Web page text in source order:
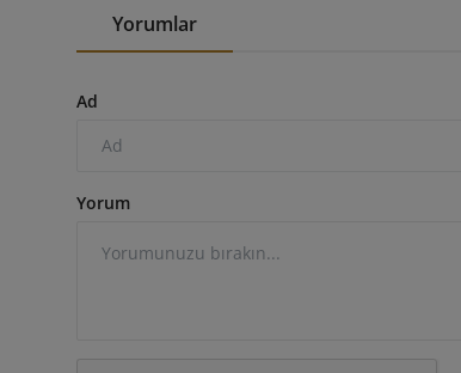
Yorumlar
Ad
Yorum